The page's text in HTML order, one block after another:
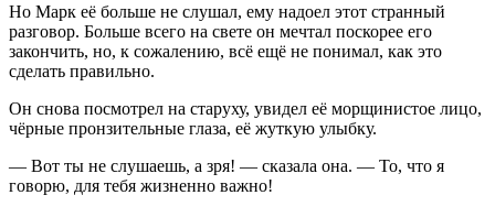
Но Марк её больше не слушал, ему надоел этот странный
разговор. Больше всего на свете он мечтал поскорее его
закончить, но, к сожалению, всё ещё не понимал, как это
сделать правильно.
Он снова посмотрел на старуху, увидел её морщинистое лицо,
чёрные пронзительные глаза, её жуткую улыбку.
— Вот ты не слушаешь, а зря! — сказала она. — То, что я
говорю, для тебя жизненно важно!